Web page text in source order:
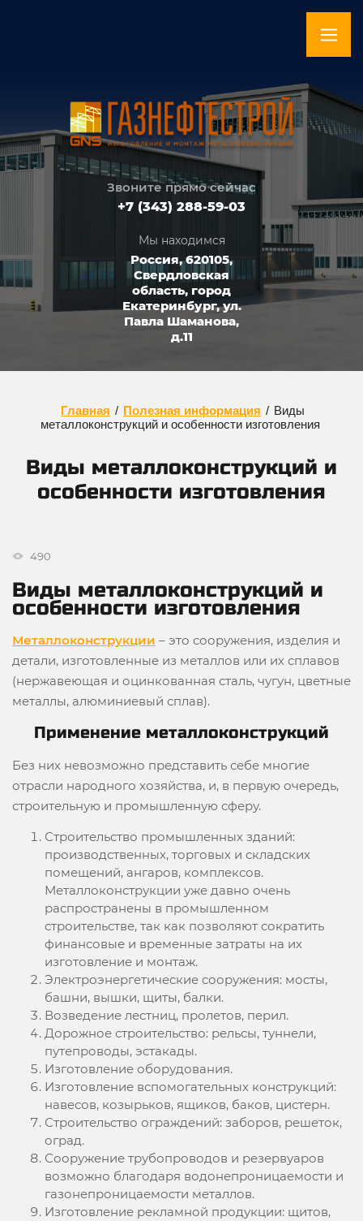
Звоните прямо сейчас
+7 (343) 288-59-03
Мы находимся
Россия, 620105,
Свердловская
область, город
Екатеринбург, ул.
Павла Шаманова,
д.11
Главная / Полезная информация / Виды
металлоконструкций и особенности изготовления
Виды металлоконструкций и
особенности изготовления
490
Виды металлоконструкций и
особенности изготовления
Металлоконструкции – это сооружения, изделия и
детали, изготовленные из металлов или их сплавов
(нержавеющая и оцинкованная сталь, чугун, цветные
металлы, алюминиевый сплав).
Применение металлоконструкций
Без них невозможно представить себе многие
отрасли народного хозяйства, и, в первую очередь,
строительную и промышленную сферу.
Строительство промышленных зданий:
производственных, торговых и складских
помещений, ангаров, комплексов.
Металлоконструкции уже давно очень
распространены в промышленном
строительстве, так как позволяют сократить
финансовые и временные затраты на их
изготовление и монтаж.
Электроэнергетические сооружения: мосты,
башни, вышки, щиты, балки.
Возведение лестниц, пролетов, перил.
Дорожное строительство: рельсы, туннели,
путепроводы, эстакады.
Изготовление оборудования.
Изготовление вспомогательных конструкций:
навесов, козырьков, ящиков, баков, цистерн.
Строительство ограждений: заборов, решеток,
оград.
Сооружение трубопроводов и резервуаров
возможно благодаря водонепроницаемости и
газонепроницаемости металлов.
Изготовление рекламной продукции: щитов,